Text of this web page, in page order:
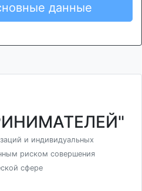
данные
и индивидуальных
риском совершения
сфере